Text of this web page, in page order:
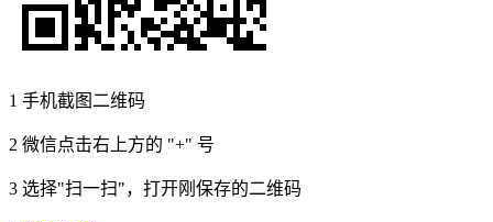
1 手机截图二维码
2 微信点击右上方的 "+" 号
3 选择"扫一扫"，打开刚保存的二维码